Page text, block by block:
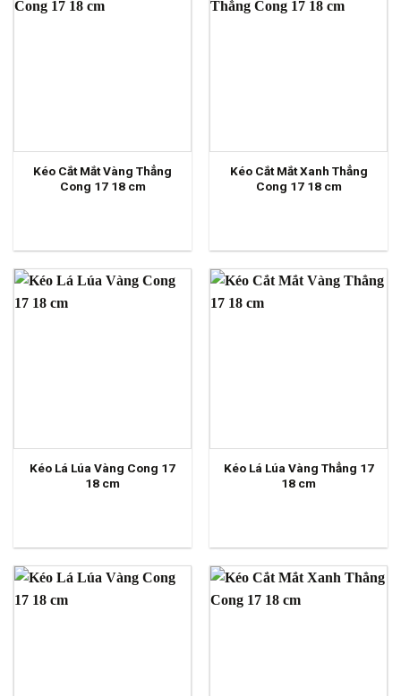
Kéo Cắt Mắt Vàng Thẳng
Cong 17 18 cm
Kéo Cắt Mắt Xanh Thẳng
Cong 17 18 cm
Kéo Lá Lúa Vàng Cong 17
18 cm
Kéo Lá Lúa Vàng Thẳng 17
18 cm